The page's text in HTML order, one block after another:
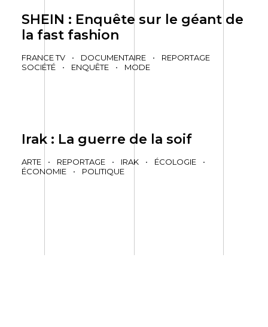
SHEIN : Enquête sur le géant de
la fast fashion
FRANCE TV • DOCUMENTAIRE •
REPORTAGE
SOCIÉTÉ
• ENQUÊTE • MODE
Irak : La guerre de la soif
ARTE • REPORTAGE • IRAK • ÉCOLOGIE
•
ÉCONOMIE
• POLITIQUE